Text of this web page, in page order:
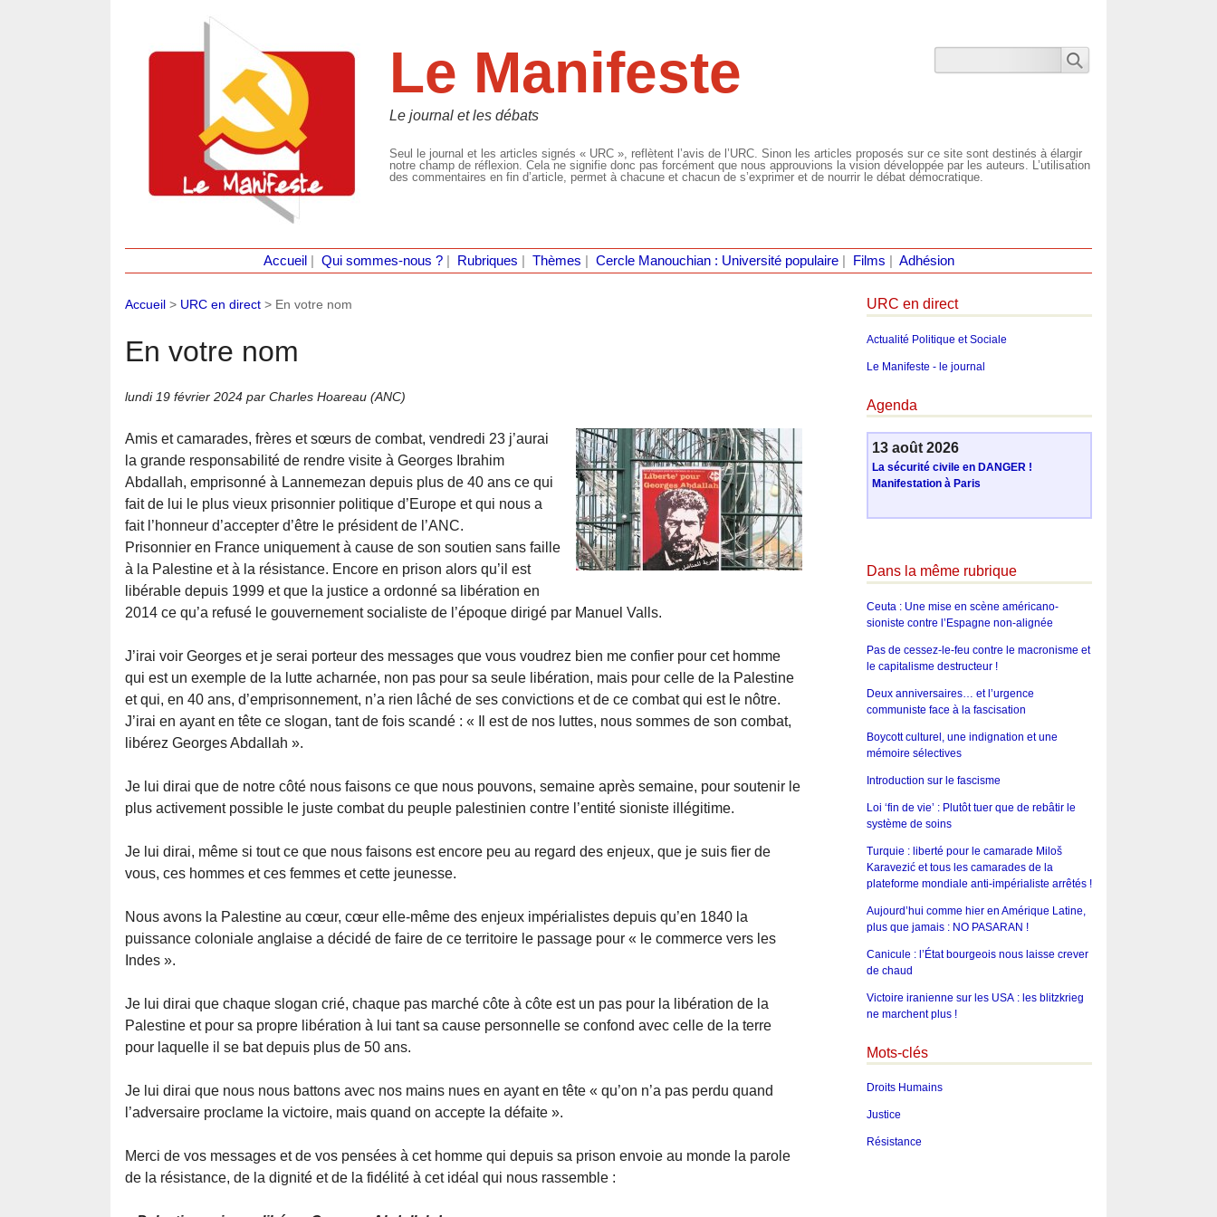
Le Manifeste
Le journal et les débats
Seul le journal et les articles signés « URC », reflètent l’avis de l’URC. Sinon les articles proposés sur ce site sont destinés à élargir
notre champ de réflexion. Cela ne signifie donc pas forcément que nous approuvions la vision développée par les auteurs. L’utilisation
des commentaires en fin d’article, permet à chacune et chacun de s’exprimer et de nourrir le débat démocratique.
Accueil Qui sommes-nous ?| Rubriques Thèmes Cercle Manouchian : Université populaire| Films Adhésion
Accueil > URC en direct > En votre nom
En votre nom
lundi 19 février 2024 par Charles Hoareau (ANC)
Amis et camarades, frères et sœurs de combat, vendredi 23 j’aurai
la grande responsabilité de rendre visite à Georges Ibrahim
Abdallah, emprisonné à Lannemezan depuis plus de 40 ans ce qui
fait de lui le plus vieux prisonnier politique d’Europe et qui nous a
fait l’honneur d’accepter d’être le président de l’ANC.
Prisonnier en France uniquement à cause de son soutien sans faille
à la Palestine et à la résistance. Encore en prison alors qu’il est
libérable depuis 1999 et que la justice a ordonné sa libération en
2014 ce qu’a refusé le gouvernement socialiste de l’époque dirigé par Manuel Valls.
J’irai voir Georges et je serai porteur des messages que vous voudrez bien me confier pour cet homme
qui est un exemple de la lutte acharnée, non pas pour sa seule libération, mais pour celle de la Palestine
et qui, en 40 ans, d’emprisonnement, n’a rien lâché de ses convictions et de ce combat qui est le nôtre.
J’irai en ayant en tête ce slogan, tant de fois scandé : « Il est de nos luttes, nous sommes de son combat,
libérez Georges Abdallah ».
Je lui dirai que de notre côté nous faisons ce que nous pouvons, semaine après semaine, pour soutenir le
plus activement possible le juste combat du peuple palestinien contre l’entité sioniste illégitime.
Je lui dirai, même si tout ce que nous faisons est encore peu au regard des enjeux, que je suis fier de
vous, ces hommes et ces femmes et cette jeunesse.
Nous avons la Palestine au cœur, cœur elle-même des enjeux impérialistes depuis qu’en 1840 la
puissance coloniale anglaise a décidé de faire de ce territoire le passage pour « le commerce vers les
Indes ».
Je lui dirai que chaque slogan crié, chaque pas marché côte à côte est un pas pour la libération de la
Palestine et pour sa propre libération à lui tant sa cause personnelle se confond avec celle de la terre
pour laquelle il se bat depuis plus de 50 ans.
Je lui dirai que nous nous battons avec nos mains nues en ayant en tête « qu’on n’a pas perdu quand
l’adversaire proclame la victoire, mais quand on accepte la défaite ».
Merci de vos messages et de vos pensées à cet homme qui depuis sa prison envoie au monde la parole
de la résistance, de la dignité et de la fidélité à cet idéal qui nous rassemble :
URC en direct
Actualité Politique et Sociale
Le Manifeste - le journal
Agenda
13 août 2026
La sécurité civile en DANGER !
Manifestation à Paris
Dans la même rubrique
Ceuta : Une mise en scène américano-
sioniste contre l’Espagne non-alignée
Pas de cessez-le-feu contre le macronisme et
le capitalisme destructeur !
Deux anniversaires… et l’urgence
communiste face à la fascisation
Boycott culturel, une indignation et une
mémoire sélectives
Introduction sur le fascisme
Loi ‘fin de vie’ : Plutôt tuer que de rebâtir le
système de soins
Turquie : liberté pour le camarade Miloš
Karavezić et tous les camarades de la
plateforme mondiale anti-impérialiste arrêtés !
Aujourd’hui comme hier en Amérique Latine,
plus que jamais : NO PASARAN !
Canicule : l’État bourgeois nous laisse crever
de chaud
Victoire iranienne sur les USA : les blitzkrieg
ne marchent plus !
Mots-clés
Droits Humains
Justice
Résistance